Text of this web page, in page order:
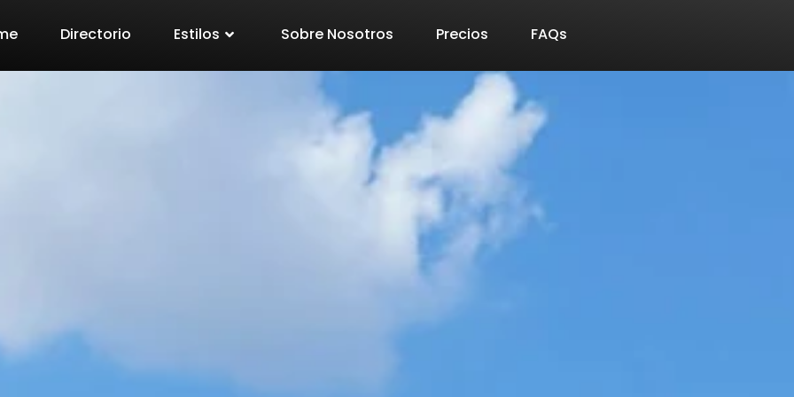
Directorio Estilos Sobre Nosotros Precios FAQs